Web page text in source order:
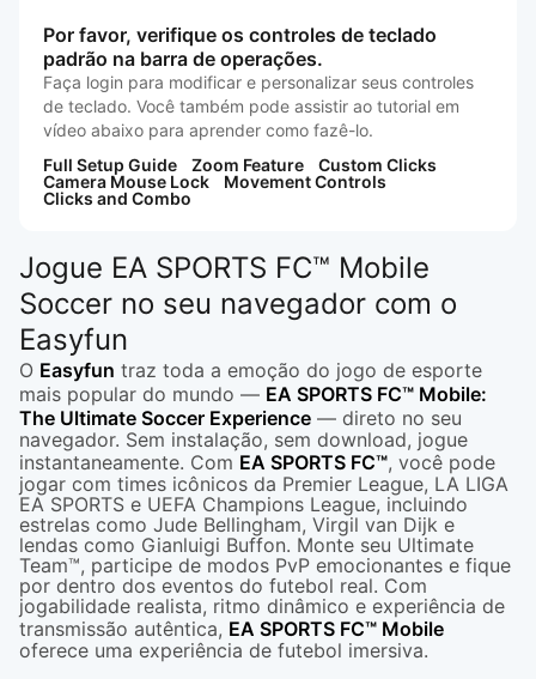
Por favor, verifique os controles de teclado
padrão na barra de operações.
Faça login para modificar e personalizar seus controles
de teclado. Você também pode assistir ao tutorial em
vídeo abaixo para aprender como fazê-lo.
Full Setup Guide
Zoom Feature
Custom Clicks
Camera Mouse Lock
Movement Controls
Clicks and Combo
Jogue EA SPORTS FC™ Mobile
Soccer no seu navegador com o
Easyfun
O Easyfun traz toda a emoção do jogo de esporte
mais popular do mundo — EA SPORTS FC™ Mobile:
The Ultimate Soccer Experience — direto no seu
navegador. Sem instalação, sem download, jogue
instantaneamente. Com EA SPORTS FC™, você pode
jogar com times icônicos da Premier League, LA LIGA
EA SPORTS e UEFA Champions League, incluindo
estrelas como Jude Bellingham, Virgil van Dijk e
lendas como Gianluigi Buffon. Monte seu Ultimate
Team™, participe de modos PvP emocionantes e fique
por dentro dos eventos do futebol real. Com
jogabilidade realista, ritmo dinâmico e experiência de
transmissão autêntica, EA SPORTS FC™ Mobile
oferece uma experiência de futebol imersiva.